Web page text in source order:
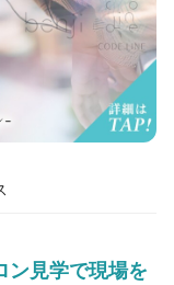
ン見学で現場を